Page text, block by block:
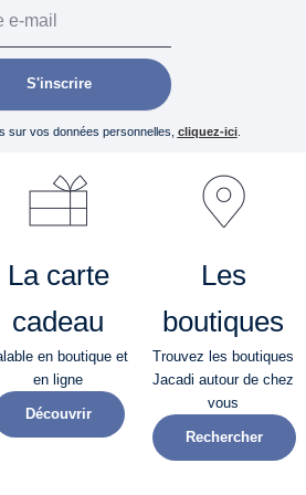
S'inscrire
sur vos données personnelles, cliquez-ici.
La carte
cadeau
en boutique et
en ligne
Découvrir
Les
boutiques
Trouvez les boutiques
Jacadi autour de chez
vous
Rechercher